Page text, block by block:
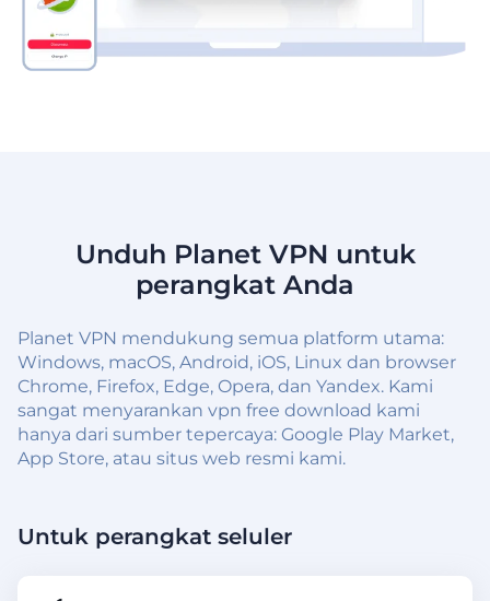
Unduh Planet VPN untuk
perangkat Anda
Planet VPN mendukung semua platform utama:
Windows, macOS, Android, iOS, Linux dan browser
Chrome, Firefox, Edge, Opera, dan Yandex. Kami
sangat menyarankan vpn free download kami
hanya dari sumber tepercaya: Google Play Market,
App Store, atau situs web resmi kami.
Untuk perangkat seluler